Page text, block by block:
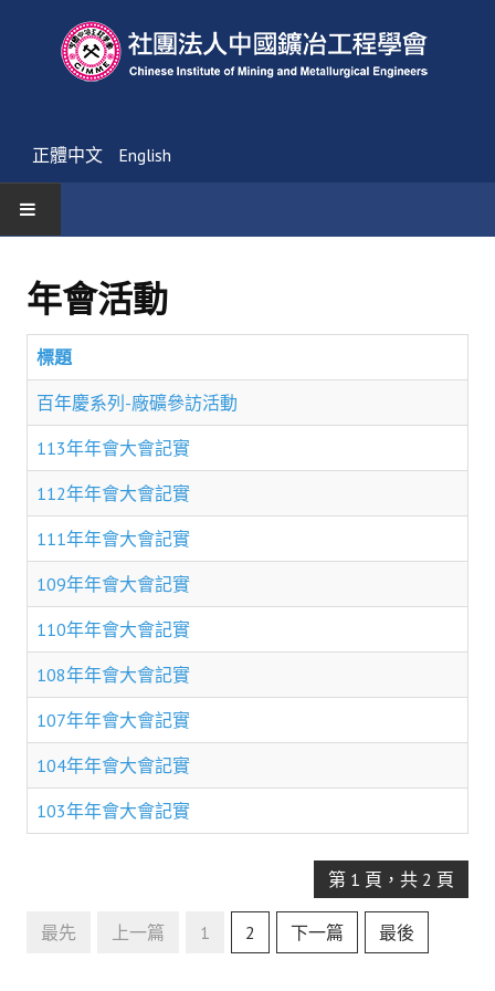
正體中文 English
最新消息
活動通告
友會消息
學會簡介
理事長的話
學會會史
學會會歌
學會會址沿革
學會組織與架構
架構圖
理監事會
現任學會職員錄
年會活動
標題
百年慶系列-廠礦參訪活動
113年年會大會記實
112年年會大會記實
111年年會大會記實
109年年會大會記實
110年年會大會記實
108年年會大會記實
107年年會大會記實
104年年會大會記實
103年年會大會記實
第 1 頁，共 2 頁
最先 上一篇 1 2 下一篇 最後